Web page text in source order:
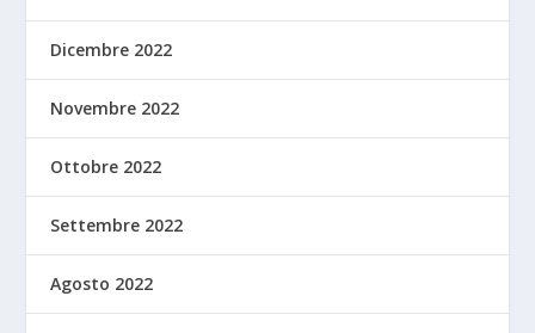
Dicembre 2022
Novembre 2022
Ottobre 2022
Settembre 2022
Agosto 2022